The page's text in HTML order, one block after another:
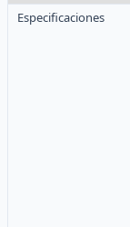
Especificaciones